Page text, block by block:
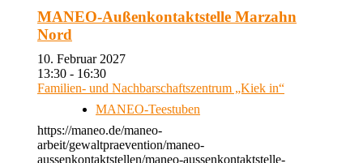
MANEO-Außenkontaktstelle Marzahn
Nord
10. Februar 2027
13:30 - 16:30
Familien- und Nachbarschaftszentrum „Kiek in“
MANEO-Teestuben
https://maneo.de/maneo-
arbeit/gewaltpraevention/maneo-
aussenkontaktstellen/maneo-aussenkontaktstelle-